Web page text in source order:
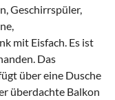
Geschirrspüler,
mit Eisfach. Es ist
Das
über eine Dusche
überdachte Balkon